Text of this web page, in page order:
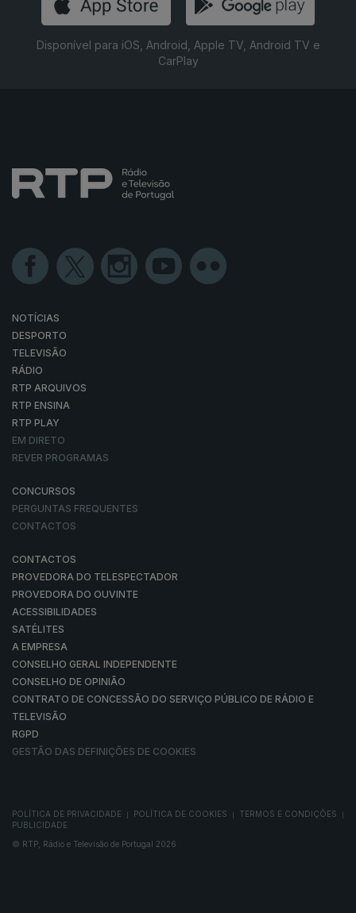
Disponível para iOS, Android, Apple TV, Android TV e
CarPlay
NOTÍCIAS
DESPORTO
TELEVISÃO
RÁDIO
RTP ARQUIVOS
RTP ENSINA
RTP PLAY
EM DIRETO
REVER PROGRAMAS
CONCURSOS
PERGUNTAS FREQUENTES
CONTACTOS
CONTACTOS
PROVEDORA DO TELESPECTADOR
PROVEDORA DO OUVINTE
ACESSIBILIDADES
SATÉLITES
A EMPRESA
CONSELHO GERAL INDEPENDENTE
CONSELHO DE OPINIÃO
CONTRATO DE CONCESSÃO DO SERVIÇO PÚBLICO DE RÁDIO E
TELEVISÃO
RGPD
GESTÃO DAS DEFINIÇÕES DE COOKIES
POLÍTICA DE PRIVACIDADE POLÍTICA DE COOKIES TERMOS E CONDIÇÕES
PUBLICIDADE
© RTP, Rádio e Televisão de Portugal 2026